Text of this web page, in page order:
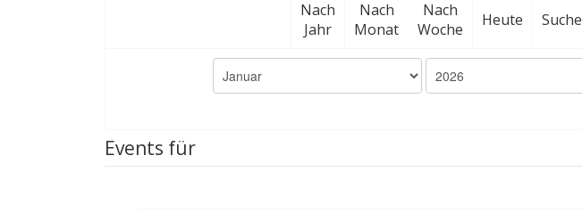
Nach
Jahr
Nach
Monat
Nach
Woche
Heute Suche
Events für